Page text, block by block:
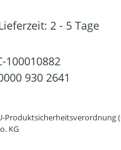
2 - 5 Tage
100010882
930 2641
Produktsicherheitsverordnung
KG